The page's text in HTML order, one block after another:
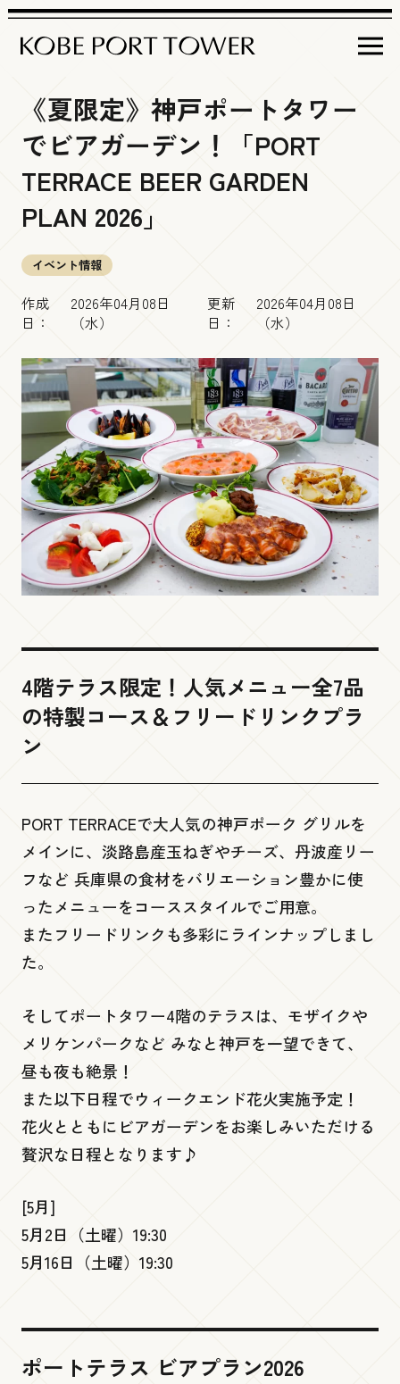
よくあるご質問
お問い合わせ
Language
営業時間
イベント＆インフォメーション
イベント情報
商品情報
周辺観光情報
その他インフォメーション
フロアガイド
屋上デッキ
Brilliance Tiara Open-air Deck
展望５階
Smile Park
展望４階
Brilliance Museum
展望２階
Kobe Port Tower Shop by Felissimo
Gallery 360
PORT TERRACE
低層２階
ビームス ジャパン 神戸
ポートアレイ 『灘五郷酒店 神戸ポートタ
ワー店』
Ready go round mini
神戸ポートタワー
アクセス
チケット・料金
《夏限定》神戸ポートタワー
でビアガーデン！「PORT
TERRACE BEER GARDEN
PLAN 2026」
イベント情報
作成
日：
2026年04月08日
（水）
更新
日：
2026年04月08日
（水）
4階テラス限定！人気メニュー全7品
の特製コース＆フリードリンクプラ
ン
PORT TERRACEで大人気の神戸ポーク グリルを
メインに、淡路島産玉ねぎやチーズ、丹波産リー
フなど 兵庫県の食材をバリエーション豊かに使
ったメニューをコーススタイルでご用意。
またフリードリンクも多彩にラインナップしまし
た。
そしてポートタワー4階のテラスは、モザイクや
メリケンパークなど みなと神戸を一望できて、
昼も夜も絶景！
また以下日程でウィークエンド花火実施予定！
花火とともにビアガーデンをお楽しみいただける
贅沢な日程となります♪
[5月]
5月2日（土曜）19:30
5月16日（土曜）19:30
ポートテラス ビアプラン2026